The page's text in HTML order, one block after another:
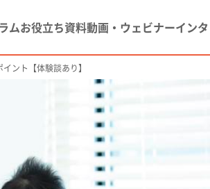
ムお役立ち資料動画・ウェビナーイン
ント【体験談あり】